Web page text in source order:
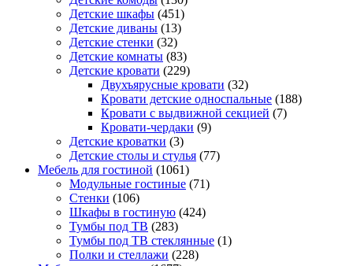
Детские шкафы (451)
Детские диваны (13)
Детские стенки (32)
Детские комнаты (83)
Детские кровати (229)
Двухъярусные кровати (32)
Кровати детские односпальные (188)
Кровати с выдвижной секцией (7)
Кровати-чердаки (9)
Детские кроватки (3)
Детские столы и стулья (77)
Мебель для гостиной (1061)
Модульные гостиные (71)
Стенки (106)
Шкафы в гостиную (424)
Тумбы под ТВ (283)
Тумбы под ТВ стеклянные (1)
Полки и стеллажи (228)